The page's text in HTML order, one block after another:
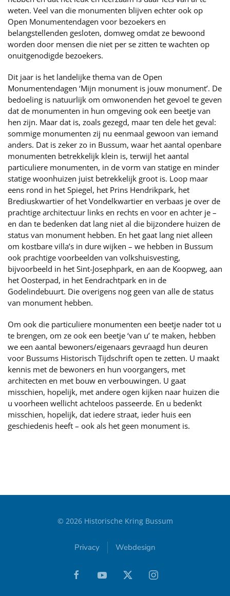
weten. Veel van die monumenten blijven echter ook op
Open Monumentendagen voor bezoekers en
belangstellenden gesloten, domweg omdat ze bewoond
worden door mensen die niet per se zitten te wachten op
onuitgenodigde bezoekers.
Dit jaar is het landelijke thema van de Open
Monumentendagen ‘Mijn monument is jouw monument’. De
bedoeling is natuurlijk om omwonenden het gevoel te geven
dat de monumenten in hun omgeving ook een beetje van
hen zijn. Maar dat is, zoals gezegd, maar ten dele het geval:
sommige monumenten zij nu eenmaal gewoon van iemand
anders. Dat is zeker zo in Bussum, waar het aantal openbare
monumenten betrekkelijk klein is, terwijl het aantal
particuliere monumenten, in de vorm van statige en minder
statige woonhuizen juist betrekkelijk groot is. Loop maar
eens rond in het Spiegel, het Prins Hendrikpark, het
Brediuskwartier of het Vondelkwartier en verbaas je over de
prachtige architectuur links en rechts en voor en achter je –
en dan te bedenken dat lang niet al die bijzondere huizen de
status van monument hebben. En het gaat lang niet alleen
om kostbare villa’s in dure wijken – we hebben in Bussum
ook prachtige voorbeelden van volkshuisvesting,
bijvoorbeeld in het Sint-Josephpark, en aan de Koopweg, aan
het Oosterpad, in het Eendrachtpark en in de
Godelindebuurt. Die overigens nog geen van alle de status
van monument hebben.
Om ook die particuliere monumenten een beetje nader tot u
te brengen, om ze ook een beetje ‘van u’ te maken, hebben
we een aantal bewoners/eigenaars gevraagd hun deuren
voor Bussums Historisch Tijdschrift open te zetten. U maakt
kennis met de bewoners en hun voorgangers, met
architecten en met bouw en verbouwingen. U gaat
misschien, hopelijk, met andere ogen kijken naar huizen die
u voorheen wellicht achteloos passeerde. En u bedenkt
misschien, hopelijk, dat iedere straat, ieder huis een
geschiedenis heeft – ook als het geen monument is.
© 2026Historische Kring Bussum
Privacy Webdesign